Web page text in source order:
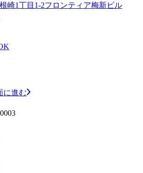
崎1丁目1-2フロンティア梅新ビル
に進む